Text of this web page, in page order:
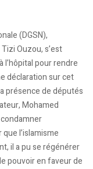
(DGSN),
Ouzou, s’est
l’hôpital pour rendre
déclaration sur cet
présence de députés
Mohamed
l’islamisme
il a pu se régénérer
pouvoir en faveur de